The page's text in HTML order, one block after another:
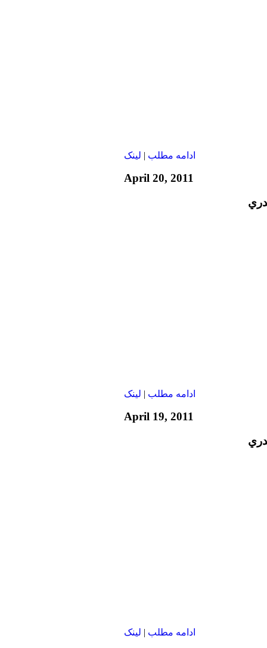
ادامه مطلب | لينک
April 20, 2011
ادامه مطلب | لينک
April 19, 2011
ادامه مطلب | لينک